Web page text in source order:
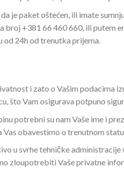
je paket oštećen, ili imate
broj +381 66 460 660, ili putem
od 24h od trenutka prijema.
i zato o Vašim podacima
što Vam osigurava potpuno
potrebni su nam Vaše ime i
obavestimo o trenutnom
u svrhe tehničke
zloupotrebiti Vaše privatne